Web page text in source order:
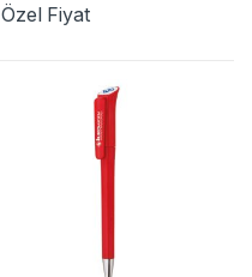
Özel Fiyat